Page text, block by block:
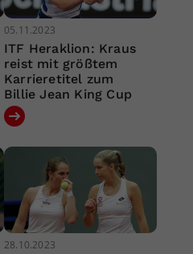
05.11.2023
ITF Heraklion: Kraus
reist mit größtem
Karrieretitel zum
Billie Jean King Cup
28.10.2023